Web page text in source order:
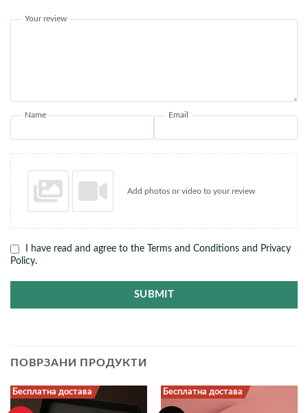
Your review
Name Email
Add photos or video to your review
I have read and agree to the Terms and Conditions and Privacy
Policy.
SUBMIT
ПОВРЗАНИ ПРОДУКТИ
Бесплатна достава Бесплатна достава